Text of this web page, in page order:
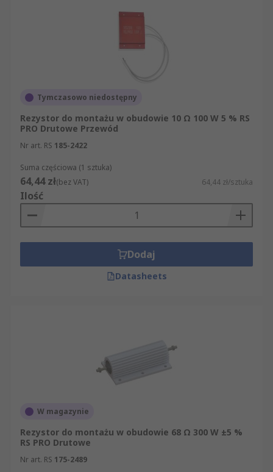
Tymczasowo niedostępny
Rezystor do montażu w obudowie 10 Ω 100 W 5 % RS
PRO Drutowe Przewód
Nr art. RS 185-2422
Suma częściowa (1 sztuka)
64,44 zł(bez VAT) 64,44 zł/sztuka
Ilość
Dodaj
Datasheets
W magazynie
Rezystor do montażu w obudowie 68 Ω 300 W ±5 %
RS PRO Drutowe
Nr art. RS 175-2489